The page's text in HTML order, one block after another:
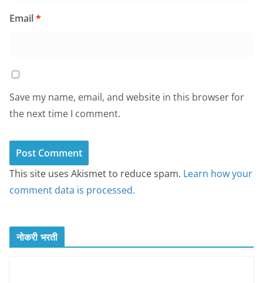
Email*
Save my name, email, and website in this browser for
the next time I comment.
This site uses Akismet to reduce spam. Learn how your
comment data is processed.
नोकरी भरती